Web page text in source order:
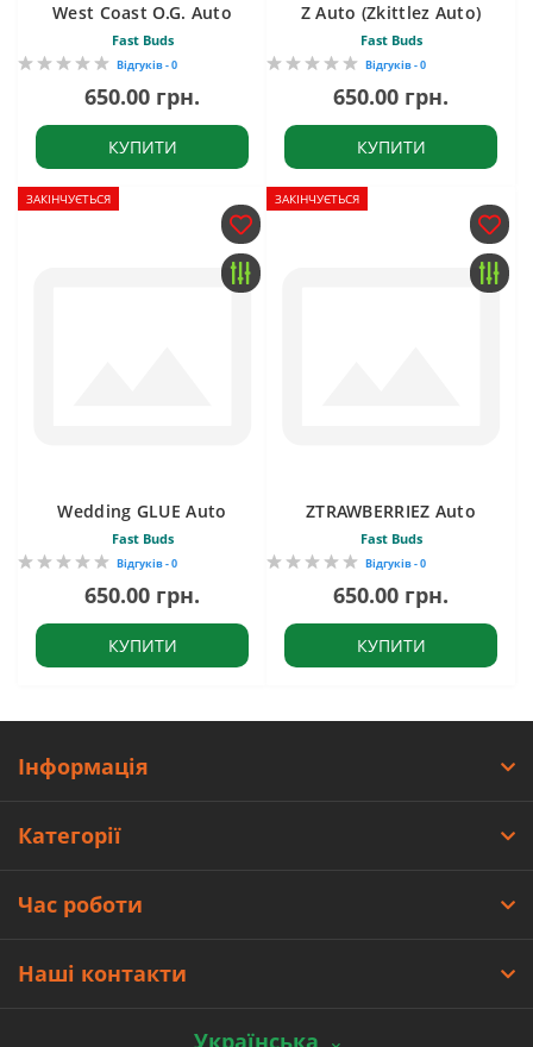
West Coast O.G. Auto
Fast Buds
Відгуків - 0
650.00 грн.
КУПИТИ
Z Auto (Zkittlez Auto)
Fast Buds
Відгуків - 0
650.00 грн.
КУПИТИ
ЗАКІНЧУЄТЬСЯ
Wedding GLUE Auto
Fast Buds
Відгуків - 0
650.00 грн.
КУПИТИ
ЗАКІНЧУЄТЬСЯ
ZTRAWBERRIEZ Auto
Fast Buds
Відгуків - 0
650.00 грн.
КУПИТИ
Інформація
Категорії
Час роботи
Наші контакти
Українська